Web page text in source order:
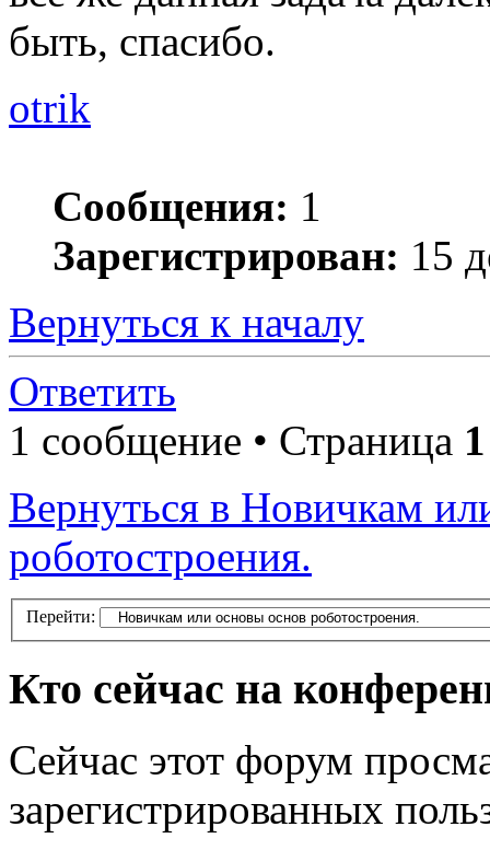
быть, спасибо.
otrik
Сообщения: 1
Зарегистрирован: 15
Вернуться к началу
Ответить
1 сообщение • Страница 1
Вернуться в Новичкам
роботостроения.
Перейти:
Кто сейчас на
Сейчас этот форум
зарегистрированных